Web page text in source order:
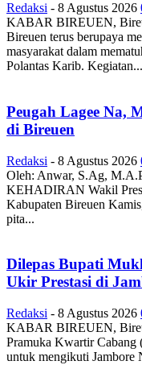
Redaksi - 8 Agustus 2026
KABAR BIREUEN,
Bireuen terus berupaya
masyarakat dalam
Polantas Karib. Kegiatan...
Peugah Lagee Na,
di Bireuen
Redaksi - 8 Agustus 2026
Oleh: Anwar, S.Ag,
KEHADIRAN Wakil
Kabupaten Bireuen
pita...
Dilepas Bupati
Ukir Prestasi di
Redaksi - 8 Agustus 2026
KABAR BIREUEN,
Pramuka Kwartir Cabang
untuk mengikuti Jambore